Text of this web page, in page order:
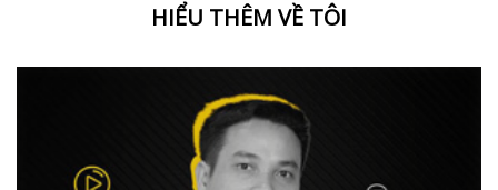
HIỂU THÊM VỀ TÔI